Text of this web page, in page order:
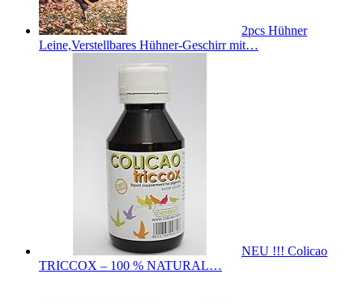
2pcs Hühner
Leine,Verstellbares Hühner-Geschirr mit…
NEU !!! Colicao
TRICCOX – 100 % NATURAL…